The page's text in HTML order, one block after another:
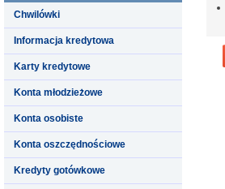
Chwilówki
Informacja kredytowa
Karty kredytowe
Konta młodzieżowe
Konta osobiste
Konta oszczędnościowe
Kredyty gotówkowe